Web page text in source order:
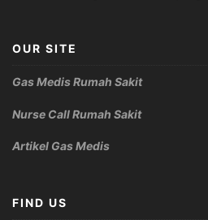
OUR SITE
Gas Medis Rumah Sakit
Nurse Call Rumah Sakit
Artikel Gas Medis
FIND US